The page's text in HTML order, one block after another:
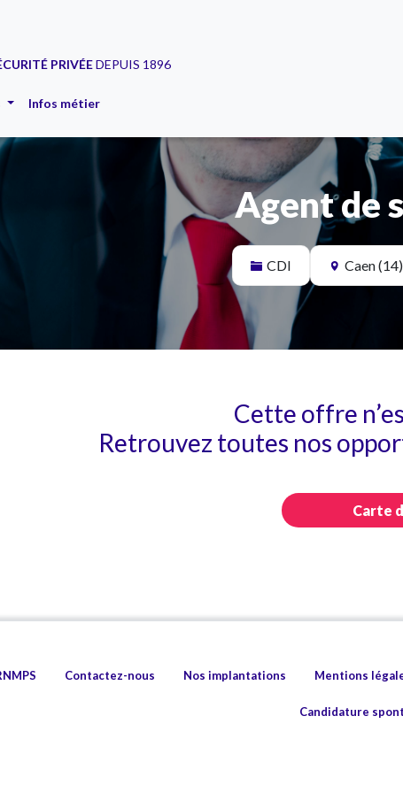
PRIVÉEDEPUIS 1896
Infos métier
Agent de
CDI Caen (14)
Cette offre
Retrouvez toutes nos
Carte
Contactez-nous Nos implantations Mentions
Candidature